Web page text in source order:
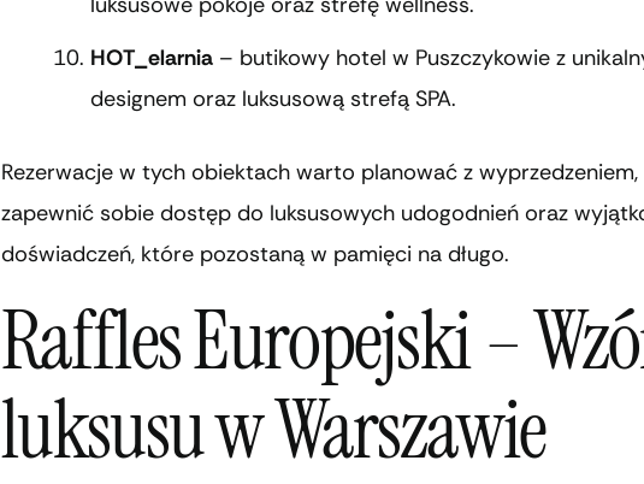
HOT_elarnia – butikowy hotel w Puszczykowie z
designem oraz luksusową strefą SPA.
Rezerwacje w tych obiektach warto planować z wyprzedzeniem,
zapewnić sobie dostęp do luksusowych udogodnień oraz
doświadczeń, które pozostaną w pamięci na długo.
Raffles Europejski –
luksusu w Warszawie